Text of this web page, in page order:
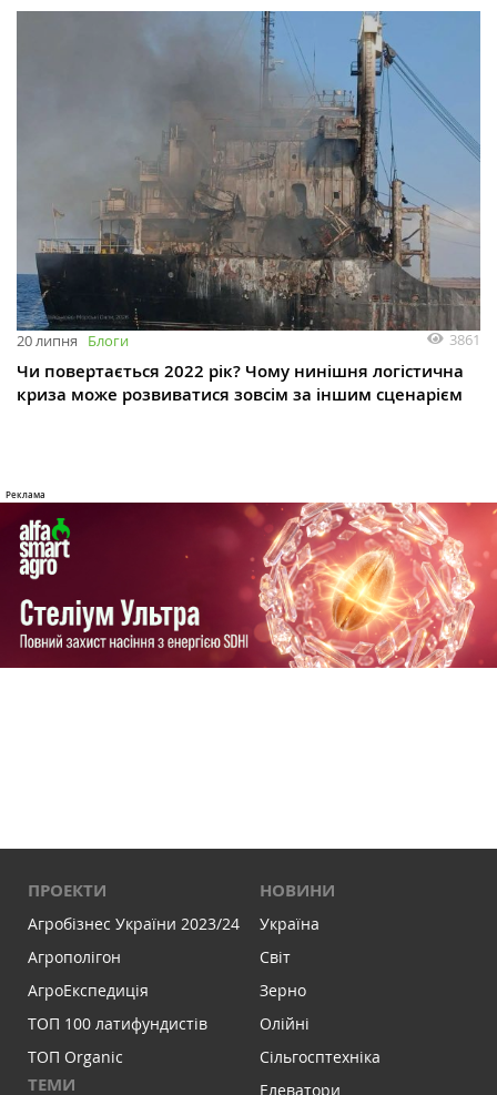
20 липня Блоги 3861
Чи повертається 2022 рік? Чому нинішня логістична
криза може розвиватися зовсім за іншим сценарієм
ПРОЕКТИ
Агробізнес України 2023/24
Агрополігон
АгроЕкспедиція
ТОП 100 латифундистів
ТОП Organic
ТЕМИ
НОВИНИ
Україна
Світ
Зерно
Олійні
Сільгосптехніка
Елеватори